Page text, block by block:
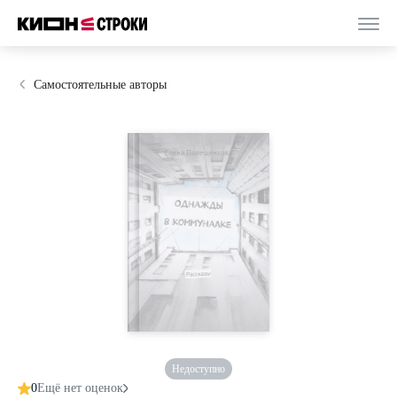
Самостоятельные авторы
Недоступно
0Ещё нет оценок